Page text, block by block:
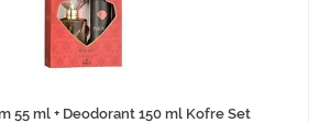
55 ml + Deodorant 150 ml Kofre Set